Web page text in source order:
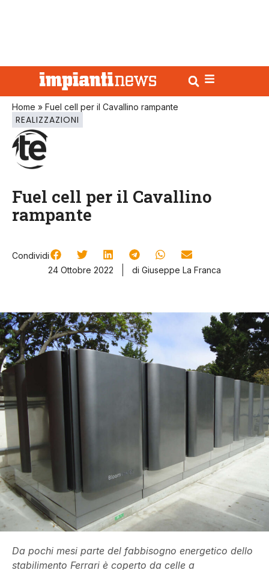
Home » Fuel cell per il Cavallino rampante
REALIZZAZIONI
Fuel cell per il Cavallino
rampante
Condividi
24 Ottobre 2022
di Giuseppe La Franca
Da pochi mesi parte del fabbisogno energetico dello
stabilimento Ferrari è coperto da celle a